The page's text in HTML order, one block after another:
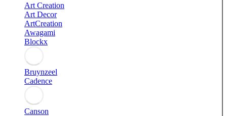
Art Creation
Art Decor
ArtCreation
Awagami
Blockx
Bruynzeel
Cadence
Canson